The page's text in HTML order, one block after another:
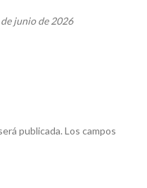
de junio de 2026
publicada. Los campos